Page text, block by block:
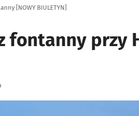
[NOWY BIULETYN]
fontanny przy